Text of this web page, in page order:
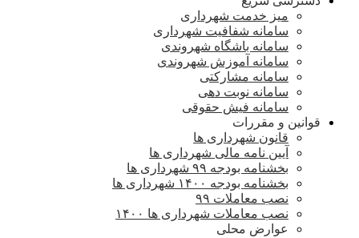
میز خدمت شهرداری
سامانه شفافیت شهرداری
سامانه باشگاه شهروندی
سامانه آموزش شهروندی
سامانه مشارکتی
سامانه نوبت دهی
سامانه فیش حقوقی
قوانین و مقررات
قانون شهرداری ها
آیین نامه مالی شهرداری ها
بخشنامه بودجه ۹۹ شهرداری ها
بخشنامه بودجه ۱۴۰۰ شهرداری ها
نصب معاملات ۹۹
نصب معاملات شهرداری ها ۱۴۰۰
عوارض محلی